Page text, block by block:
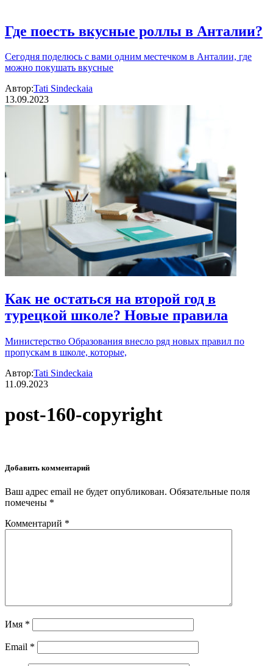
Где поесть вкусные роллы в Анталии?
Сегодня поделюсь с вами одним местечком в Анталии, где
можно покушать вкусные
Автор:Tati Sindeckaia
13.09.2023
Как не остаться на второй год в
турецкой школе? Новые правила
Министерство Образования внесло ряд новых правил по
пропускам в школе, которые,
Автор:Tati Sindeckaia
11.09.2023
post-160-copyright
Добавить комментарий
Ваш адрес email не будет опубликован. Обязательные поля
помечены *
Комментарий *
Имя *
Email *